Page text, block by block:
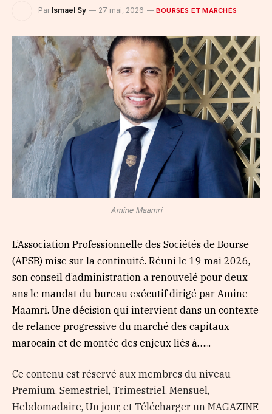
Par Ismael Sy 27 mai, 2026 BOURSES ET MARCHÉS
Amine Maamri
L’Association Professionnelle des Sociétés de Bourse
(APSB) mise sur la continuité. Réuni le 19 mai 2026,
son conseil d’administration a renouvelé pour deux
ans le mandat du bureau exécutif dirigé par Amine
Maamri. Une décision qui intervient dans un contexte
de relance progressive du marché des capitaux
marocain et de montée des enjeux liés à…...
Ce contenu est réservé aux membres du niveau
Premium, Semestriel, Trimestriel, Mensuel,
Hebdomadaire, Un jour, et Télécharger un MAGAZINE